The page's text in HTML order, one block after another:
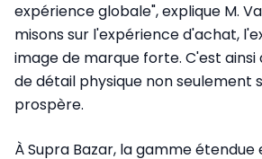
expérience globale", explique M.
misons sur l'expérience d'achat,
image de marque forte. C'est
de détail physique non seulement
prospère.
À Supra Bazar, la gamme